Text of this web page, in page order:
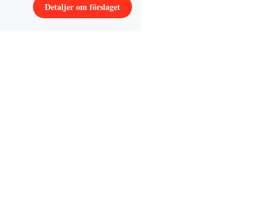
Detaljer om förslaget